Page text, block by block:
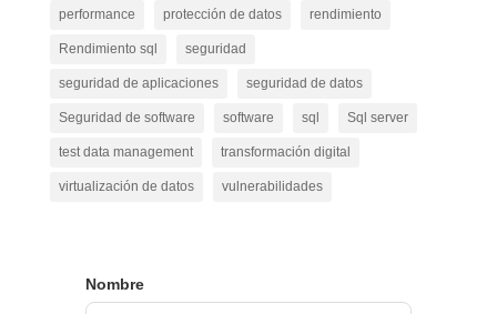
performance protección de datos rendimiento
Rendimiento sql seguridad
seguridad de aplicaciones seguridad de datos
Seguridad de software software sql Sql server
test data management transformación digital
virtualización de datos vulnerabilidades